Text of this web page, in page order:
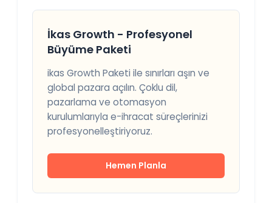
İkas Growth - Profesyonel
Büyüme Paketi
ikas Growth Paketi ile sınırları aşın ve
global pazara açılın. Çoklu dil,
pazarlama ve otomasyon
kurulumlarıyla e-ihracat süreçlerinizi
profesyonelleştiriyoruz.
Hemen Planla